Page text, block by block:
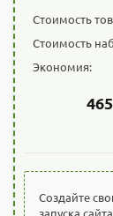
Стоимость
Стоимость
Экономия:
Создайте
запуска